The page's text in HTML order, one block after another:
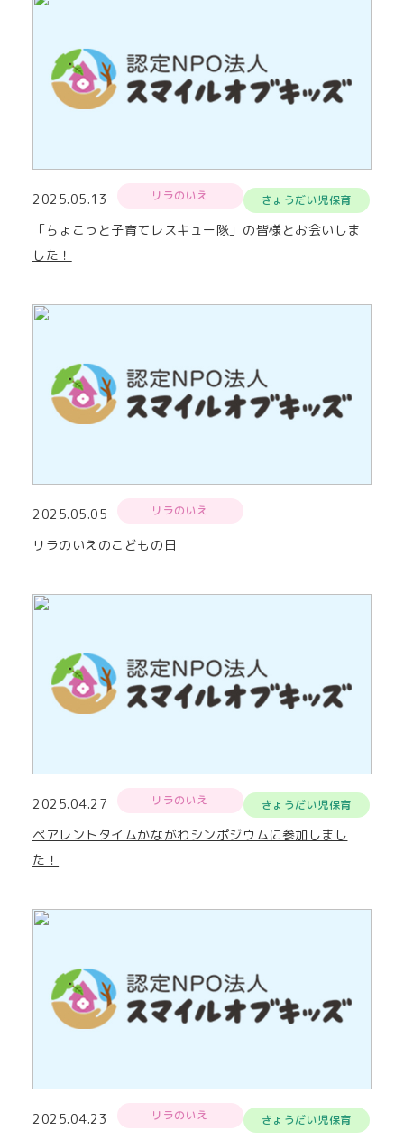
2025.05.13 リラのいえ きょうだい児保育
「ちょこっと子育てレスキュー隊」の皆様とお会いしま
した！
2025.05.05 リラのいえ
リラのいえのこどもの日
2025.04.27 リラのいえ きょうだい児保育
ペアレントタイムかながわシンポジウムに参加しまし
た！
2025.04.23 リラのいえ きょうだい児保育